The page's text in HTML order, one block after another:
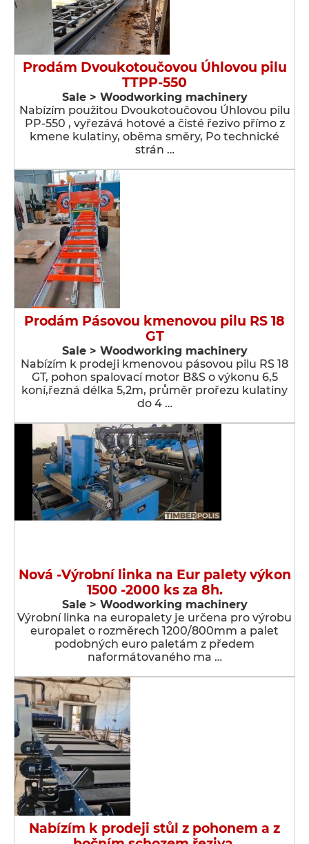
Prodám Dvoukotoučovou Úhlovou pilu
TTPP-550
Sale > Woodworking machinery
Nabízím použitou Dvoukotoučovou Úhlovou pilu
PP-550 , vyřezává hotové a čisté řezivo přímo z
kmene kulatiny, oběma směry, Po technické
strán …
Prodám Pásovou kmenovou pilu RS 18
GT
Sale > Woodworking machinery
Nabízím k prodeji kmenovou pásovou pilu RS 18
GT, pohon spalovací motor B&S o výkonu 6,5
koní,řezná délka 5,2m, průměr prořezu kulatiny
do 4 …
Nová -Výrobní linka na Eur palety výkon
1500 -2000 ks za 8h.
Sale > Woodworking machinery
Výrobní linka na europalety je určena pro výrobu
europalet o rozměrech 1200/800mm a palet
podobných euro paletám z předem
naformátovaného ma …
Nabízím k prodeji stůl z pohonem a z